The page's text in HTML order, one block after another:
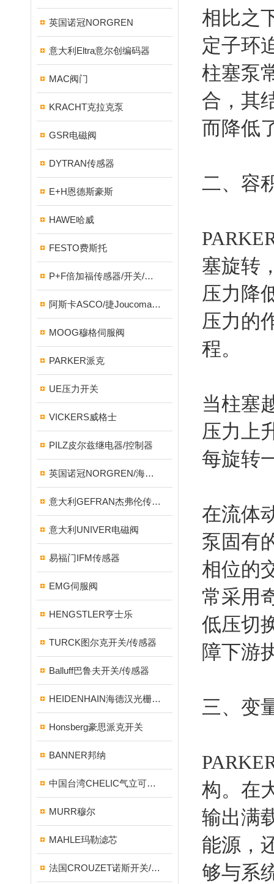
英国诺冠NORGREN
意大利Eltra意尔创编码器
MAC阀门
KRACHT克拉克泵
GSR电磁阀
DYTRAN传感器
E+H恩德斯豪斯
HAWE哈威
FESTO费斯托
P+F倍加福传感器/开关/编码器
阿斯卡ASCO/捷Joucomatic/NUMATICS纽曼蒂克
MOOG穆格伺服阀
PARKER派克
UE压力开关
VICKERS威格士
PILZ皮尔兹继电器/控制器
英国诺冠NORGREN/海隆HERION/宝硕BUSCHJOST
意大利GEFRAN杰弗伦传感器
意大利UNIVER电磁阀
易福门IFM传感器
EMG伺服阀
HENGSTLER亨士乐
TURCK图尔克开关/传感器
Balluff巴鲁夫开关/传感器
HEIDENHAIN海德汉光栅尺/编码器
Honsberg豪思派克开关
BANNER邦纳
中国台湾CHELIC气立可气缸/电磁阀
MURR穆尔
MAHLE玛勒滤芯
法国CROUZET诺斯开关/继电器
相比之
定子环
柱塞泵
合，其
而降低
二、容
塞旋转
压力降
压力的
程。
当柱塞
压力上
每旋转
在流体
泵固有
相位的
常采用
低压切
障下游
三、变
构。在
输出满
能源，
够与系